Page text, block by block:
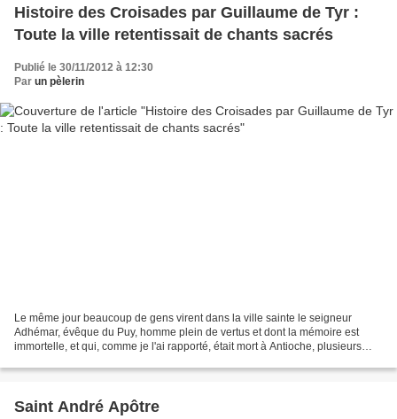
Histoire des Croisades par Guillaume de Tyr :
Toute la ville retentissait de chants sacrés
Publié le 30/11/2012 à 12:30
Par un pèlerin
Le même jour beaucoup de gens virent dans la ville sainte le seigneur
Adhémar, évêque du Puy, homme plein de vertus et dont la mémoire est
immortelle, et qui, comme je l'ai rapporté, était mort à Antioche, plusieurs
Saint André Apôtre